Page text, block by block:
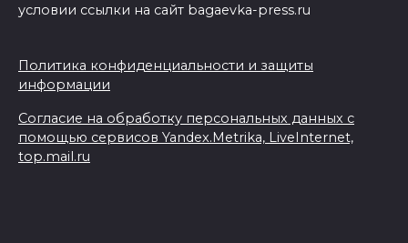
условии ссылки на сайт bagaevka-press.ru
Политика конфиденциальности и защиты
информации
Согласие на обработку персональных данных с
помощью сервисов Yandex.Metrika, LiveInternet,
top.mail.ru